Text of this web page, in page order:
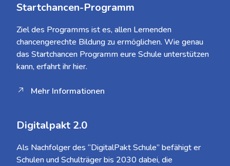
Startchancen-Programm
Ziel des Programms ist es, allen Lernenden
chancengerechte Bildung zu ermöglichen. Wie genau
das Startchancen Programm eure Schule unterstützen
kann, erfahrt ihr hier.
Mehr Informationen
Digitalpakt 2.0
Als Nachfolger des “DigitalPakt Schule” befähigt er
Schulen und Schulträger bis 2030 dabei, die